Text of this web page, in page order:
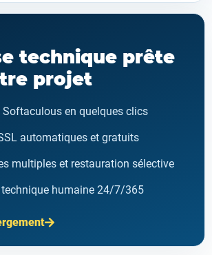
technique prête
projet
Softaculous en quelques clics
automatiques et gratuits
multiples et restauration sélective
humaine 24/7/365